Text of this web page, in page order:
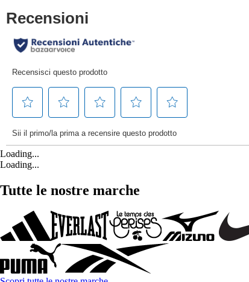
Loading...
Loading...
Tutte le nostre marche